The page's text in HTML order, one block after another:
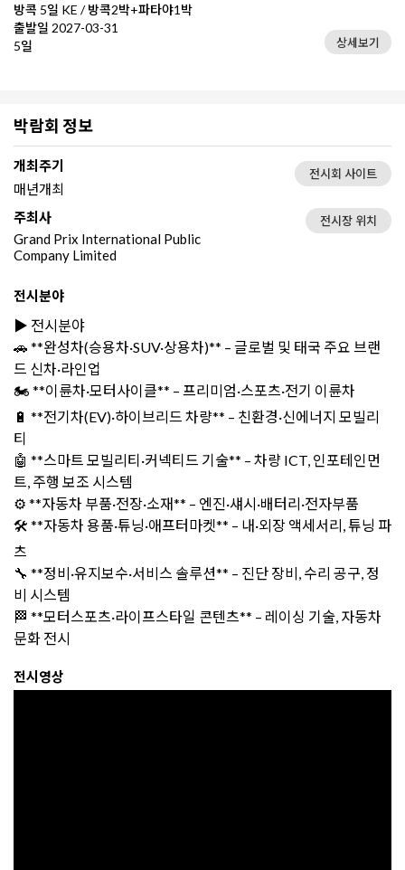
방콕 5일 KE / 방콕2박+파타야1박
출발일 2027-03-31
5일
상세보기
박람회 정보
개최주기
매년개최
전시회 사이트
주최사
Grand Prix International Public
Company Limited
전시장 위치
전시분야
▶️ 전시분야
🚗 **완성차(승용차·SUV·상용차)** – 글로벌 및 태국 주요 브랜
드 신차·라인업
🏍️ **이륜차·모터사이클** – 프리미엄·스포츠·전기 이륜차
🔋 **전기차(EV)·하이브리드 차량** – 친환경·신에너지 모빌리
티
🤖 **스마트 모빌리티·커넥티드 기술** – 차량 ICT, 인포테인먼
트, 주행 보조 시스템
⚙️ **자동차 부품·전장·소재** – 엔진·섀시·배터리·전자부품
🛠️ **자동차 용품·튜닝·애프터마켓** – 내·외장 액세서리, 튜닝 파
츠
🔧 **정비·유지보수·서비스 솔루션** – 진단 장비, 수리 공구, 정
비 시스템
🏁 **모터스포츠·라이프스타일 콘텐츠** – 레이싱 기술, 자동차
문화 전시
전시영상